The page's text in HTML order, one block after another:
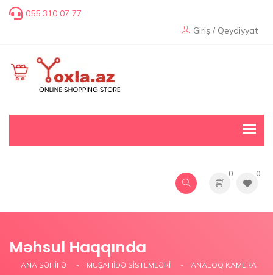
055 310 07 77
Giriş / Qeydiyyat
0 0
Məhsul Haqqında
ANA SƏHIFƏ MÜŞAHİDƏ SİSTEMLƏRİ
ANALOQ KAMERA